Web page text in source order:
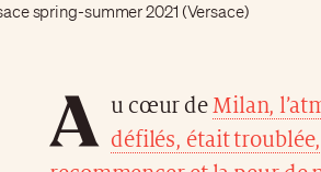
spring-summer 2021 (Versace)
A u cœur deMilan,
défilés, était